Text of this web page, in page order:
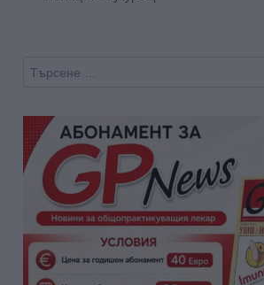
Търсене